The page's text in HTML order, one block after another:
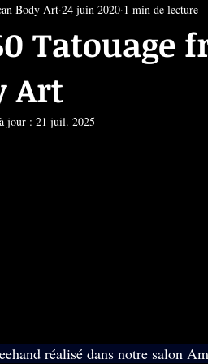
Tatouage
Art
Body Art 24 juin 2020 1 min de lecture
jour : 21 juil. 2025
réalisé dans notre salon